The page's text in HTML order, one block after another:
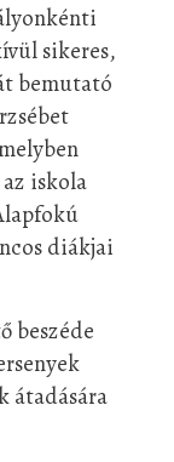
sikeres,
bemutató
iskola
diákjai
beszéde
átadására